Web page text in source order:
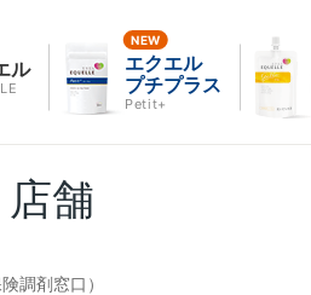
ル
エクエル
プチプラス
Petit+
舗
調剤窓口）